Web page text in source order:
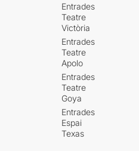
Entrades
Teatre
Victòria
Entrades
Teatre
Apolo
Entrades
Teatre
Goya
Entrades
Espai
Texas